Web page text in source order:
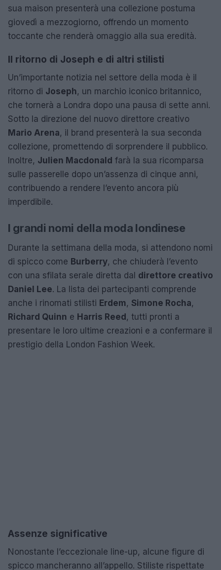
sua maison presenterà una collezione postuma
giovedì a mezzogiorno, offrendo un momento
toccante che renderà omaggio alla sua eredità.
Il ritorno di Joseph e di altri stilisti
Un’importante notizia nel settore della moda è il
ritorno di Joseph, un marchio iconico britannico,
che tornerà a Londra dopo una pausa di sette anni.
Sotto la direzione del nuovo direttore creativo
Mario Arena, il brand presenterà la sua seconda
collezione, promettendo di sorprendere il pubblico.
Inoltre, Julien Macdonald farà la sua ricomparsa
sulle passerelle dopo un’assenza di cinque anni,
contribuendo a rendere l’evento ancora più
imperdibile.
I grandi nomi della moda londinese
Durante la settimana della moda, si attendono nomi
di spicco come Burberry, che chiuderà l’evento
con una sfilata serale diretta dal direttore creativo
Daniel Lee. La lista dei partecipanti comprende
anche i rinomati stilisti Erdem, Simone Rocha,
Richard Quinn e Harris Reed, tutti pronti a
presentare le loro ultime creazioni e a confermare il
prestigio della London Fashion Week.
Assenze significative
Nonostante l’eccezionale line-up, alcune figure di
spicco mancheranno all’appello. Stiliste rispettate